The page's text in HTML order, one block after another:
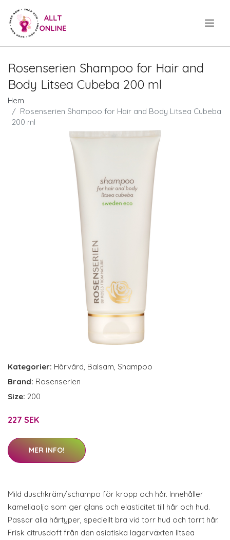
Rosenserien Shampoo for Hair and
Body Litsea Cubeba 200 ml
Hem
Rosenserien Shampoo for Hair and Body Litsea Cubeba
200 ml
Kategorier: Hårvård, Balsam, Shampoo
Brand: Rosenserien
Size: 200
227 SEK
MER INFO!
Mild duschkräm/schampo för kropp och hår. Innehåller
kameliaolja som ger glans och elasticitet till hår och hud.
Passar alla hårtyper, speciellt bra vid torr hud och torrt hår.
Frisk citrusdoft från den asiatiska lagerväxten litsea